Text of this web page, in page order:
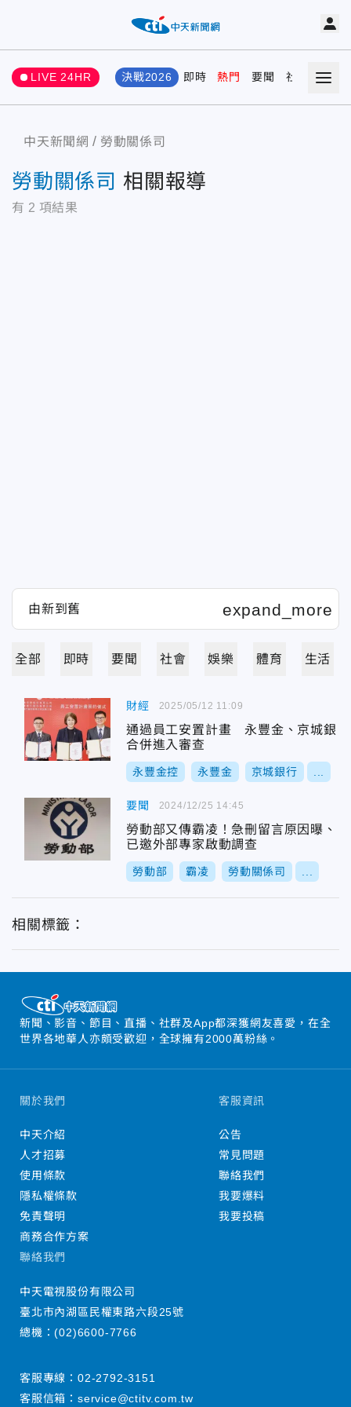
LIVE 24HR 決戰2026 即時 熱門 要聞 社會 娛樂
中天新聞網 勞動關係司
勞動關係司 相關報導
有 2 項結果
全部 即時 要聞 社會 娛樂 體育 生活
財經
通過員工安置計畫 永豐金、京城銀
合併進入審查
永豐金控 永豐金 京城銀行
2025/05/12 11:09
要聞
勞動部又傳霸凌！急刪留言原因曝、
已邀外部專家啟動調查
勞動部 霸凌 勞動關係司
2024/12/25 14:45
相關標籤：
新聞、影音、節目、直播、社群及App都深獲網友喜愛，在全
世界各地華人亦頗受歡迎，全球擁有2000萬粉絲。
關於我們
中天介紹
人才招募
使用條款
隱私權條款
免責聲明
商務合作方案
客服資訊
公告
常見問題
聯絡我們
我要爆料
我要投稿
聯絡我們
中天電視股份有限公司
臺北市內湖區民權東路六段25號
總機：(02)6600-7766
客服專線： 02-2792-3151
客服信箱： service@ctitv.com.tw